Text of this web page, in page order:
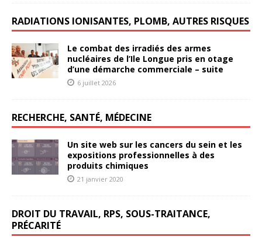
RADIATIONS IONISANTES, PLOMB, AUTRES RISQUES
Le combat des irradiés des armes
nucléaires de l’Ile Longue pris en otage
d’une démarche commerciale – suite
6 juillet 2026
RECHERCHE, SANTÉ, MÉDECINE
Un site web sur les cancers du sein et les
expositions professionnelles à des
produits chimiques
21 janvier 2020
DROIT DU TRAVAIL, RPS, SOUS-TRAITANCE,
PRÉCARITÉ